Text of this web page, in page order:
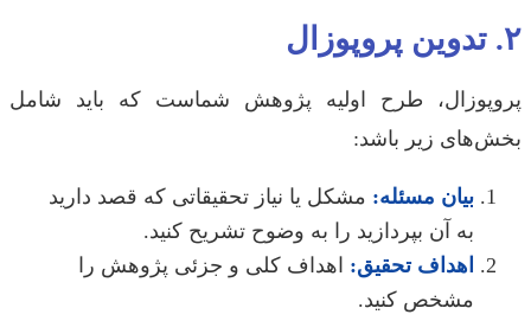
طرح اولیه پژوهش شماست که باید شامل
زیر باشد:
بیان مسئله:مشکل یا نیاز تحقیقاتی که قصد دارید
به آن بپردازید را به وضوح تشریح کنید.
اهداف تحقیق:اهداف کلی و جزئی پژوهش را
مشخص کنید.